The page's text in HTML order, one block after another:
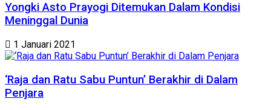
Yongki Asto Prayogi Ditemukan Dalam Kondisi
Meninggal Dunia
1 Januari 2021
‘Raja dan Ratu Sabu Puntun’ Berakhir di Dalam
Penjara